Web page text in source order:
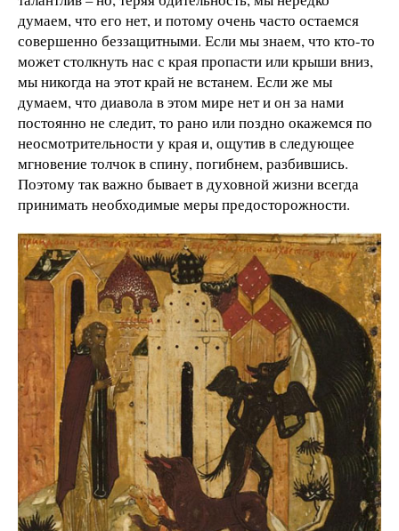
думаем, что его нет, и потому очень часто остаемся
совершенно беззащитными. Если мы знаем, что кто-то
может столкнуть нас с края пропасти или крыши вниз,
мы никогда на этот край не встанем. Если же мы
думаем, что диавола в этом мире нет и он за нами
постоянно не следит, то рано или поздно окажемся по
неосмотрительности у края и, ощутив в следующее
мгновение толчок в спину, погибнем, разбившись.
Поэтому так важно бывает в духовной жизни всегда
принимать необходимые меры предосторожности.